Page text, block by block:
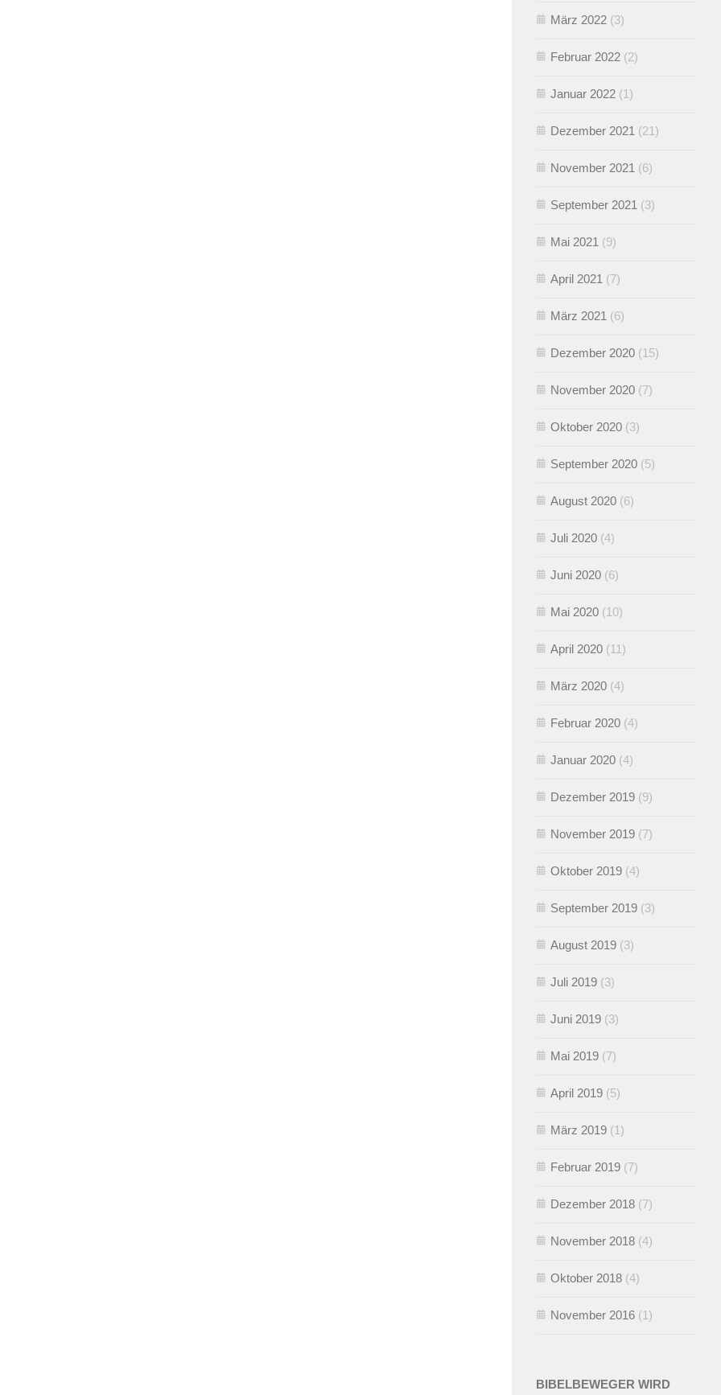
März 2022 (3)
Februar 2022 (2)
Januar 2022 (1)
Dezember 2021 (21)
November 2021 (6)
September 2021 (3)
Mai 2021 (9)
April 2021 (7)
März 2021 (6)
Dezember 2020 (15)
November 2020 (7)
Oktober 2020 (3)
September 2020 (5)
August 2020 (6)
Juli 2020 (4)
Juni 2020 (6)
Mai 2020 (10)
April 2020 (11)
März 2020 (4)
Februar 2020 (4)
Januar 2020 (4)
Dezember 2019 (9)
November 2019 (7)
Oktober 2019 (4)
September 2019 (3)
August 2019 (3)
Juli 2019 (3)
Juni 2019 (3)
Mai 2019 (7)
April 2019 (5)
März 2019 (1)
Februar 2019 (7)
Dezember 2018 (7)
November 2018 (4)
Oktober 2018 (4)
November 2016 (1)
BIBELBEWEGER WIRD